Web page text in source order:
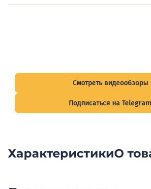
Смотреть видеообзоры
Подписаться на Telegram
ХарактеристикиО